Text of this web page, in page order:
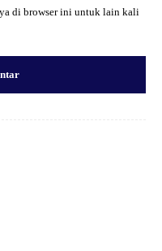
di browser ini untuk lain kali